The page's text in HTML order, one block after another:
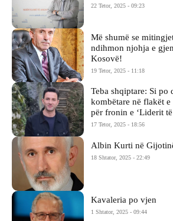
22 Tetor, 2025 - 09:23
Më shumë se
ndihmon njohja e
Kosovë!
19 Tetor, 2025 - 11:18
Teba shqiptare: Si po
kombëtare në flakët
për fronin e ‘Liderit
17 Tetor, 2025 - 18:56
Albin Kurti në
18 Shtator, 2025 - 22:49
Kavaleria po vjen
1 Shtator, 2025 - 09:44